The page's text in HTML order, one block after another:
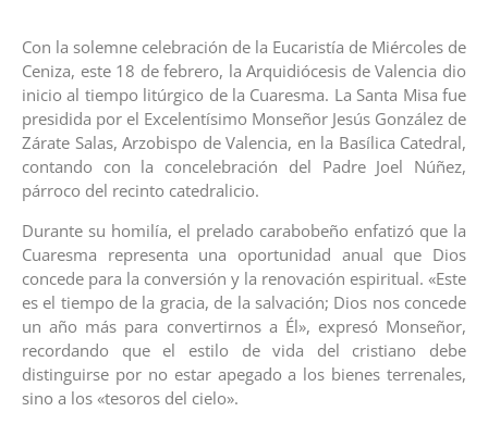
Con la solemne celebración de la Eucaristía de Miércoles de
Ceniza, este 18 de febrero, la Arquidiócesis de Valencia dio
inicio al tiempo litúrgico de la Cuaresma. La Santa Misa fue
presidida por el Excelentísimo Monseñor Jesús González de
Zárate Salas, Arzobispo de Valencia, en la Basílica Catedral,
contando con la concelebración del Padre Joel Núñez,
párroco del recinto catedralicio.
Durante su homilía, el prelado carabobeño enfatizó que la
Cuaresma representa una oportunidad anual que Dios
concede para la conversión y la renovación espiritual. «Este
es el tiempo de la gracia, de la salvación; Dios nos concede
un año más para convertirnos a Él», expresó Monseñor,
recordando que el estilo de vida del cristiano debe
distinguirse por no estar apegado a los bienes terrenales,
sino a los «tesoros del cielo».